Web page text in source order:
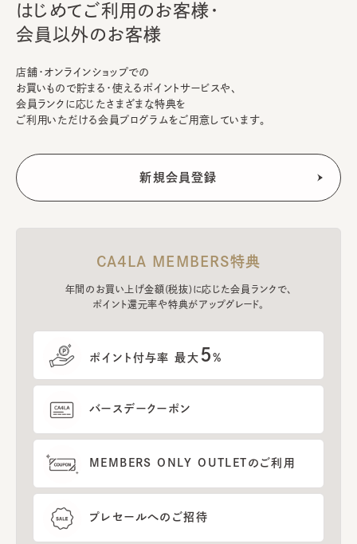
はじめてご利用のお客様・
会員以外のお客様
店舗・オンラインショップでの
お買いもので貯まる・使えるポイントサービスや、
会員ランクに応じたさまざまな特典を
ご利用いただける会員プログラムをご用意しています。
CA4LA MEMBERS特典
年間のお買い上げ金額(税抜)に応じた会員ランクで、
ポイント還元率や特典がアップグレード。
ポイント付与率 最大 5%
バースデークーポン
MEMBERS ONLY OUTLETのご利用
プレセールへのご招待